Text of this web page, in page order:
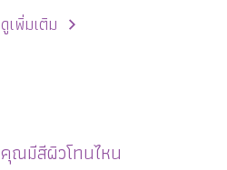
ง่ายๆที่ทำให้คุณเข้าใจผิวคุณมากขึ้น บอกลาผิว
แพ้ง่ายได้เลยคะ
ดูเพิ่มเติม
คุณมีสีผิวโทนไหน